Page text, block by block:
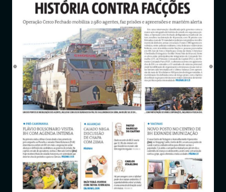
Jornais
Notícias
Entrar